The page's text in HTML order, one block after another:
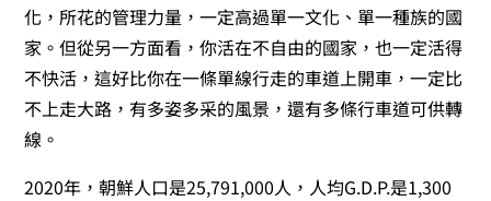
化，所花的管理力量，一定高過單一文化、單一種族的國
家。但從另一方面看，你活在不自由的國家，也一定活得
不快活，這好比你在一條單線行走的車道上開車，一定比
不上走大路，有多姿多采的風景，還有多條行車道可供轉
線。
2020年，朝鮮人口是25,791,000人，人均G.D.P.是1,300